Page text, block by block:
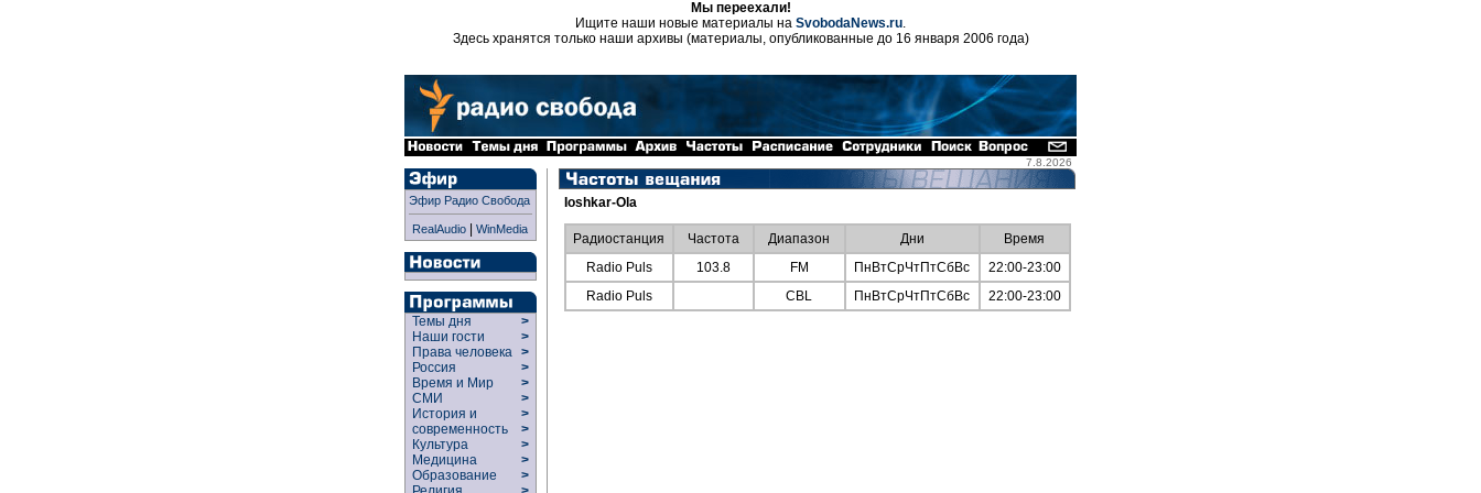
Мы переехали!
Ищите наши новые материалы на SvobodaNews.ru.
Здесь хранятся только наши архивы (материалы, опубликованные до 16 января 2006 года)
7.8.2026
Эфир Радио Свобода
RealAudio WinMedia
Темы дня
>
Наши гости
>
Права человека >
Россия
>
Время и Мир
>
СМИ
>
История и
современность
>
>
Культура
>
Медицина
>
Образование
>
Ioshkar-Ola
Радиостанция Частота Диапазон Дни
Время
Radio Puls
103.8 FM ПнВтСрЧтПтСбВс
22:00-23:00
Radio Puls
CBL ПнВтСрЧтПтСбВс 22:00-23:00